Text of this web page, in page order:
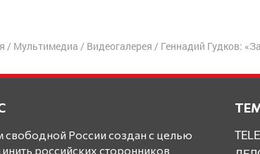
/ Мультимедиа / Видеогалерея / Геннадий Гудков:
России создан с целью
российских сторонников